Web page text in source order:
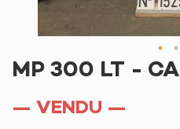
MP 300 LT -
— VENDU —